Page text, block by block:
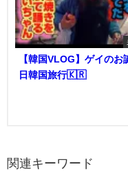
【韓国VLOG】ゲイのお
日韓国旅行🇰🇷
関連キーワード